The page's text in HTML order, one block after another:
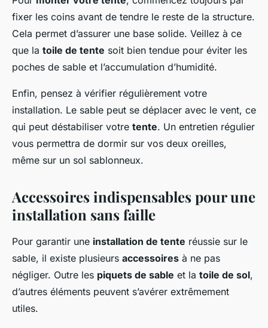
fixer les coins avant de tendre le reste de la structure.
Cela permet d’assurer une base solide. Veillez à ce
que la toile de tente soit bien tendue pour éviter les
poches de sable et l’accumulation d’humidité.
Enfin, pensez à vérifier régulièrement votre
installation. Le sable peut se déplacer avec le vent, ce
qui peut déstabiliser votre tente. Un entretien régulier
vous permettra de dormir sur vos deux oreilles,
même sur un sol sablonneux.
Accessoires indispensables pour une
installation sans faille
Pour garantir une installation de tente réussie sur le
sable, il existe plusieurs accessoires à ne pas
négliger. Outre les piquets de sable et la toile de sol,
d’autres éléments peuvent s’avérer extrêmement
utiles.